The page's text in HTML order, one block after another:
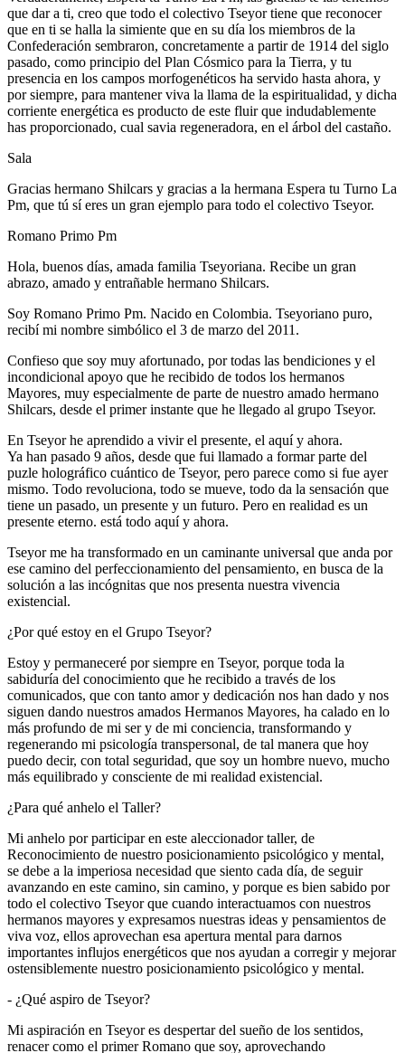
que dar a ti, creo que todo el colectivo Tseyor tiene que reconocer
que en ti se halla la simiente que en su día los miembros de la
Confederación sembraron, concretamente a partir de 1914 del siglo
pasado, como principio del Plan Cósmico para la Tierra, y tu
presencia en los campos morfogenéticos ha servido hasta ahora, y
por siempre, para mantener viva la llama de la espiritualidad, y dicha
corriente energética es producto de este fluir que indudablemente
has proporcionado, cual savia regeneradora, en el árbol del castaño.
Sala
Gracias hermano Shilcars y gracias a la hermana Espera tu Turno La
Pm, que tú sí eres un gran ejemplo para todo el colectivo Tseyor.
Romano Primo Pm
Hola, buenos días, amada familia Tseyoriana. Recibe un gran
abrazo, amado y entrañable hermano Shilcars.
Soy Romano Primo Pm. Nacido en Colombia. Tseyoriano puro,
recibí mi nombre simbólico el 3 de marzo del 2011.
Confieso que soy muy afortunado, por todas las bendiciones y el
incondicional apoyo que he recibido de todos los hermanos
Mayores, muy especialmente de parte de nuestro amado hermano
Shilcars, desde el primer instante que he llegado al grupo Tseyor.
En Tseyor he aprendido a vivir el presente, el aquí y ahora.
Ya han pasado 9 años, desde que fui llamado a formar parte del
puzle holográfico cuántico de Tseyor, pero parece como si fue ayer
mismo. Todo revoluciona, todo se mueve, todo da la sensación que
tiene un pasado, un presente y un futuro. Pero en realidad es un
presente eterno. está todo aquí y ahora.
Tseyor me ha transformado en un caminante universal que anda por
ese camino del perfeccionamiento del pensamiento, en busca de la
solución a las incógnitas que nos presenta nuestra vivencia
existencial.
¿Por qué estoy en el Grupo Tseyor?
Estoy y permaneceré por siempre en Tseyor, porque toda la
sabiduría del conocimiento que he recibido a través de los
comunicados, que con tanto amor y dedicación nos han dado y nos
siguen dando nuestros amados Hermanos Mayores, ha calado en lo
más profundo de mi ser y de mi conciencia, transformando y
regenerando mi psicología transpersonal, de tal manera que hoy
puedo decir, con total seguridad, que soy un hombre nuevo, mucho
más equilibrado y consciente de mi realidad existencial.
¿Para qué anhelo el Taller?
Mi anhelo por participar en este aleccionador taller, de
Reconocimiento de nuestro posicionamiento psicológico y mental,
se debe a la imperiosa necesidad que siento cada día, de seguir
avanzando en este camino, sin camino, y porque es bien sabido por
todo el colectivo Tseyor que cuando interactuamos con nuestros
hermanos mayores y expresamos nuestras ideas y pensamientos de
viva voz, ellos aprovechan esa apertura mental para darnos
importantes influjos energéticos que nos ayudan a corregir y mejorar
ostensiblemente nuestro posicionamiento psicológico y mental.
- ¿Qué aspiro de Tseyor?
Mi aspiración en Tseyor es despertar del sueño de los sentidos,
renacer como el primer Romano que soy, aprovechando